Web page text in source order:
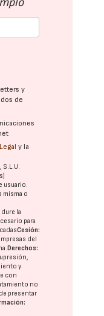
y
de
y la
S.L.U.
usuario.
misma o
la
para
Cesión:
del
Derechos:
y
con
no
presentar